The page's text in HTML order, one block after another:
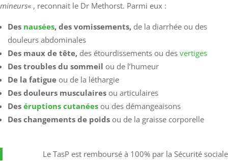
mineurs« , reconnait le Dr Methorst. Parmi eux :
Des nausées, des vomissements, de la diarrhée ou des
douleurs abdominales
Des maux de tête, des étourdissements ou des vertiges
Des troubles du sommeil ou de l’humeur
De la fatigue ou de la léthargie
Des douleurs musculaires ou articulaires
Des éruptions cutanées ou des démangeaisons
Des changements de poids ou de la graisse corporelle
Le TasP est remboursé à 100% par la Sécurité sociale